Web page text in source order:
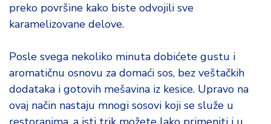
preko površine kako biste odvojili sve
karamelizovane delove.
Posle svega nekoliko minuta dobićete gustu i
aromatičnu osnovu za domaći sos, bez veštačkih
dodataka i gotovih mešavina iz kesice. Upravo na
ovaj način nastaju mnogi sosovi koji se služe u